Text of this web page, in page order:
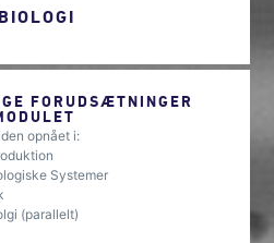
FORUDSÆTNINGER
opnået i:
Systemer
(parallelt)